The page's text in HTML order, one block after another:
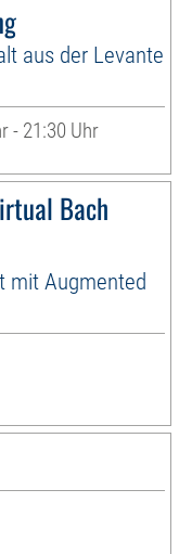
aus der Levante
- 21:30 Uhr
Bach
mit Augmented